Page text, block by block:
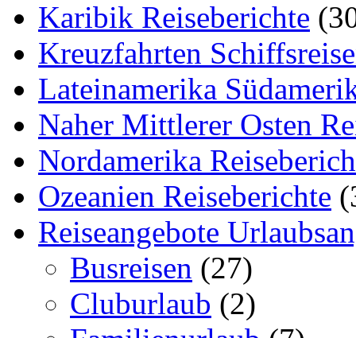
Karibik Reiseberichte
Kreuzfahrten
Lateinamerika
Naher Mittlerer Osten
Nordamerika
Ozeanien Reiseberichte
Reiseangebote
Busreisen (27)
Cluburlaub (2)